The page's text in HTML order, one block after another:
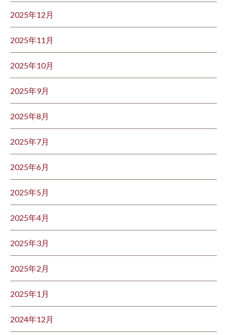
2025年12月
2025年11月
2025年10月
2025年9月
2025年8月
2025年7月
2025年6月
2025年5月
2025年4月
2025年3月
2025年2月
2025年1月
2024年12月